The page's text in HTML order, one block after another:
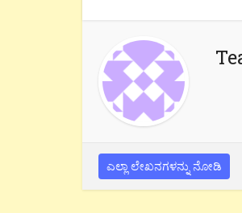
ಎಲ್ಲಾ ಲೇಖನಗಳನ್ನು ನೋಡಿ